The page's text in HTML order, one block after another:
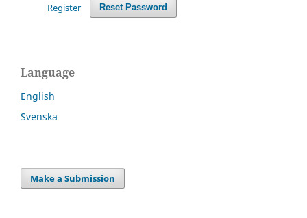
Reset Password
Register
Language
English
Svenska
Make a Submission